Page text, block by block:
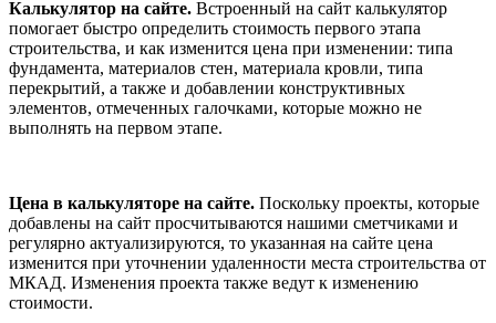
Калькулятор на сайте. Встроенный на сайт калькулятор
помогает быстро определить стоимость первого этапа
строительства, и как изменится цена при изменении: типа
фундамента, материалов стен, материала кровли, типа
перекрытий, а также и добавлении конструктивных
элементов, отмеченных галочками, которые можно не
выполнять на первом этапе.
Цена в калькуляторе на сайте. Поскольку проекты, которые
добавлены на сайт просчитываются нашими сметчиками и
регулярно актуализируются, то указанная на сайте цена
изменится при уточнении удаленности места строительства от
МКАД. Изменения проекта также ведут к изменению
стоимости.